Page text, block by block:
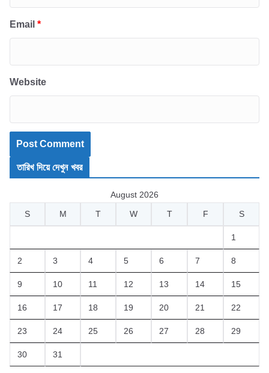
Email *
Website
তারিখ দিয়ে দেখুন খবর
August 2026
S
M T W T F S
1
2 3 4 5 6 7 8
9 10 11 12 13 14 15
16 17 18 19 20 21 22
23 24 25 26 27 28 29
30 31